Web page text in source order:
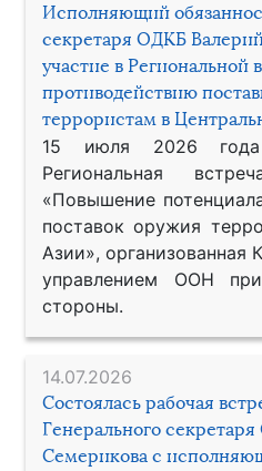
Исполняющий
секретаря ОДКБ
участие в Региональной
противодействию
террористам в
15 июля 2026
Региональная
«Повышение
поставок оружия
Азии», организованная
управлением ООН
стороны.
14.07.2026
Состоялась рабочая
Генерального
Семерикова с